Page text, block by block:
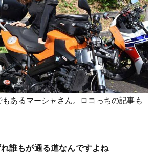
あるマーシャさん。ロコっちの記事も
誰もが通る道なんですよね